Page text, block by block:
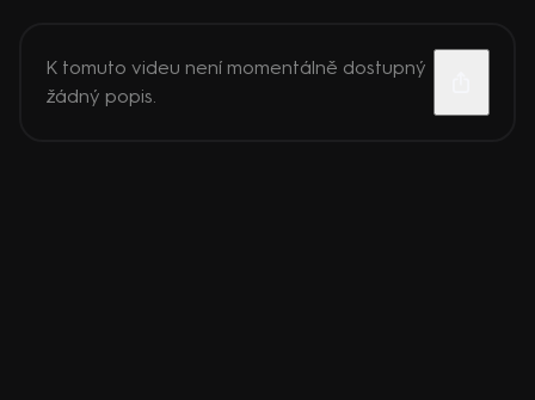
K tomuto videu není momentálně dostupný
žádný popis.